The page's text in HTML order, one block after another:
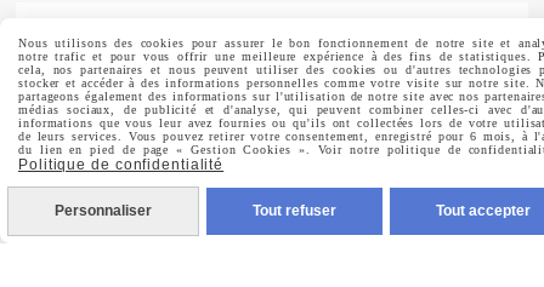
Prénom
Valider
Nous utilisons des cookies pour assurer le bon fonctionnement de notre site et
notre trafic et pour vous offrir une meilleure expérience à des fins de statistiques.
cela, nos partenaires et nous peuvent utiliser des cookies ou d'autres technologies
stocker et accéder à des informations personnelles comme votre visite sur notre site.
partageons également des informations sur l'utilisation de notre site avec nos
médias sociaux, de publicité et d'analyse, qui peuvent combiner celles-ci avec
informations que vous leur avez fournies ou qu'ils ont collectées lors de votre
de leurs services. Vous pouvez retirer votre consentement, enregistré pour 6 mois, à
du lien en pied de page « Gestion Cookies ». Voir notre politique de
Politique de confidentialité
Personnaliser Tout refuser Tout accepter